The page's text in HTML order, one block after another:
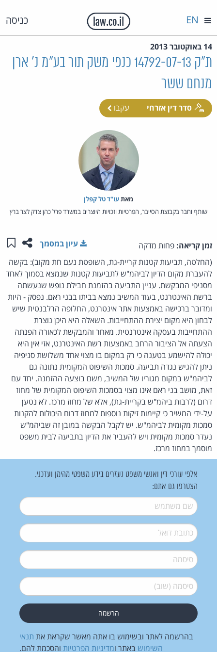
כניסה EN
14 באוקטובר 2013
ת"ק 14792-07-13 כנפי משק תור בע"מ נ' ארן
מנחם ששר
סדר דין אזרחי עקבו
מאת‏עו"ד טל קפלן
שותף וחבר בקבוצת הסייבר, הפרטיות וזכויות היוצרים במשרד פרל כהן צדק לצר ברץ
זמן קריאה: פחות מדקה שתפו
עיון במסמך
(החלטה, תביעות קטנות קריית-גת, השופטת נעם חת מקוב): בקשה
להעברת מקום הדיון לביהמ"ש לתביעות קטנות שנמצא בסמוך לאחד
מסניפי המבקשת. עניין התביעה בהזמנת חבילת נופש שנעשתה
ברשת האינטרנט, בעוד המשיב נמצא בביתו בבני ראם. נפסק - היות
ומדובר ברכישה באמצעות אתר אינטרנט, החלופה הרלבנטית שיש
לבחון היא מקום יצירת ההתחייבות. השאלה היא היכן נוצרת
ההתחייבות בעסקה אינטרנטית. מאחר והמבקשת לכאורה הפנתה
הצעתה אל הציבור הרחב באמצעות רשת האינטרנט, אזי אין היא
יכולה להישמע בטענה כי רק במקום בו מצוי אחד משלושת סניפיה
ניתן להגיש נגדה תביעה. סמכות השיפוט המקומית נתונה גם
לביהמ"ש במקום מגוריו של המשיב, משם בוצעה ההזמנה. יחד עם
זאת, מושב בני ראם אינו מצוי בסמכות השיפוט המקומית של מחוז
דרום (לרבות ביהמ"ש בקריית-גת), אלא של מחוז מרכז. לא נטען
על-ידי המשיב כי קיימות זיקות נוספות למחוז דרום היכולות להקנות
סמכות מקומית לביהמ"ש. יש לקבל הבקשה במובן זה שביהמ"ש
נעדר סמכות מקומית ויש להעביר את הדיון בתביעה לבית משפט
מוסמך במחוז מרכז.
אלפי עורכי דין ואנשי משפט נעזרים בידע משפטי מהימן ועדכני.
הצטרפו גם אתם:
שם משתמש*
דואל*
סיסמה*
סיסמה (שוב)*
בהרשמה לאתר ובשימוש בו אתה מאשר שקראת את תנאי
השימוש באתר ומדיניות הפרטיות והסכמת להם.